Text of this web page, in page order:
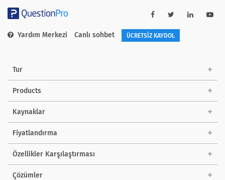
Yardım Merkezi Canlı sohbet ÜCRETSİZ KAYDOL
Tur
Products
Kaynaklar
Fiyatlandırma
Özellikler Karşılaştırması
Çözümler